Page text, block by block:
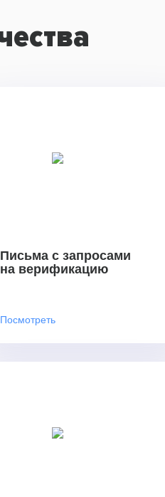
Письма с запросами
на верификацию
Посмотреть